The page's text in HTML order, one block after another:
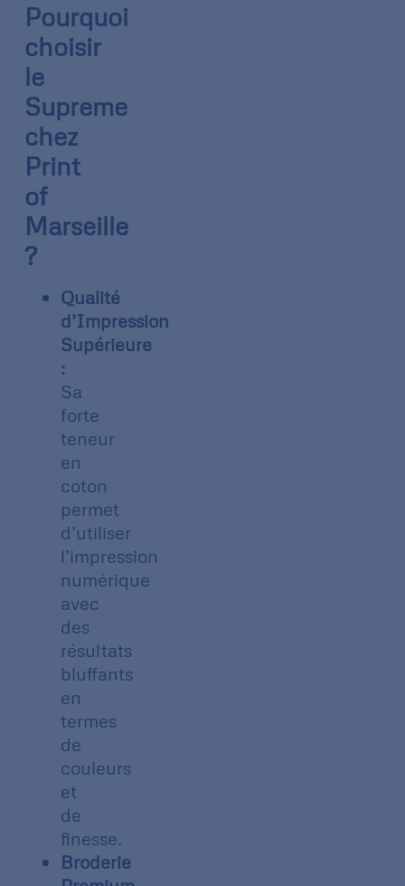
Pourquoi
choisir
le
Supreme
chez
Print
of
Marseille
?
Qualité
d’Impression
Supérieure
:
Sa
forte
teneur
en
coton
permet
d’utiliser
l’impression
numérique
avec
des
résultats
bluffants
en
termes
de
couleurs
et
de
finesse.
Broderie